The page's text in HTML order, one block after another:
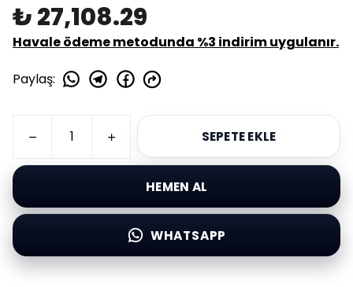
₺ 27,108.29
Havale ödeme metodunda %3 indirim uygulanır.
Paylaş:
SEPETE EKLE
HEMEN AL
WHATSAPP